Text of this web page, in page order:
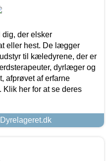
dig, der elsker
eller hest. De lægger
til kæledyrene, der er
dyrlæger og
afprøvet af erfarne
Klik her for at se deres